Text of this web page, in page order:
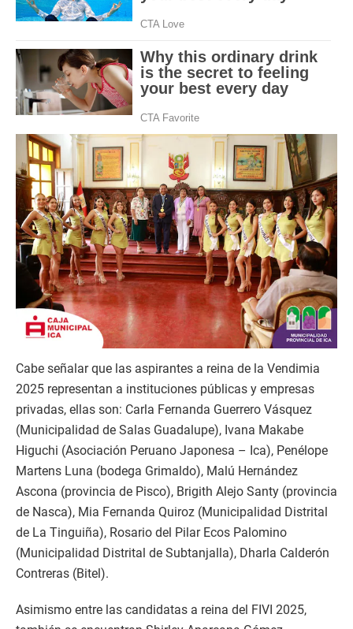
Cabe señalar que las aspirantes a reina de la Vendimia
2025 representan a instituciones públicas y empresas
privadas, ellas son: Carla Fernanda Guerrero Vásquez
(Municipalidad de Salas Guadalupe), Ivana Makabe
Higuchi (Asociación Peruano Japonesa – Ica), Penélope
Martens Luna (bodega Grimaldo), Malú Hernández
Ascona (provincia de Pisco), Brigith Alejo Santy (provincia
de Nasca), Mia Fernanda Quiroz (Municipalidad Distrital
de La Tinguiña), Rosario del Pilar Ecos Palomino
(Municipalidad Distrital de Subtanjalla), Dharla Calderón
Contreras (Bitel).
Asimismo entre las candidatas a reina del FIVI 2025,